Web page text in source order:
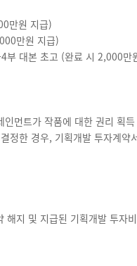
만원 지급)
만원 지급)
대본 초고 (완료 시 2,000만
먼트가 작품에 대한 권리 획득
정한 경우, 기획개발 투자계약
지 및 지급된 기획개발 투자